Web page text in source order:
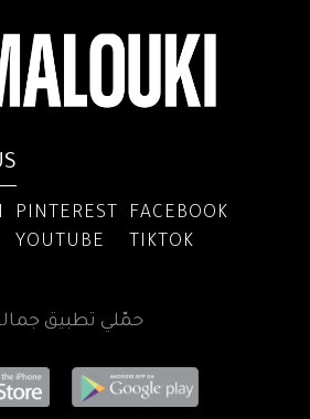
PINTEREST
FACEBOOK
YOUTUBE
TIKTOK
حمّلي تطبيق